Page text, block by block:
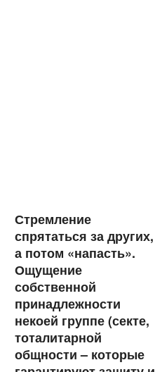
Стремление
спрятаться за других,
а потом «напасть».
Ощущение
собственной
принадлежности
некоей группе (секте,
тоталитарной
общности – которые